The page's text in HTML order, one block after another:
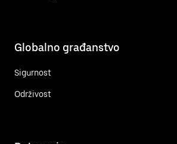
Globalno građanstvo
Sigurnost
Održivost